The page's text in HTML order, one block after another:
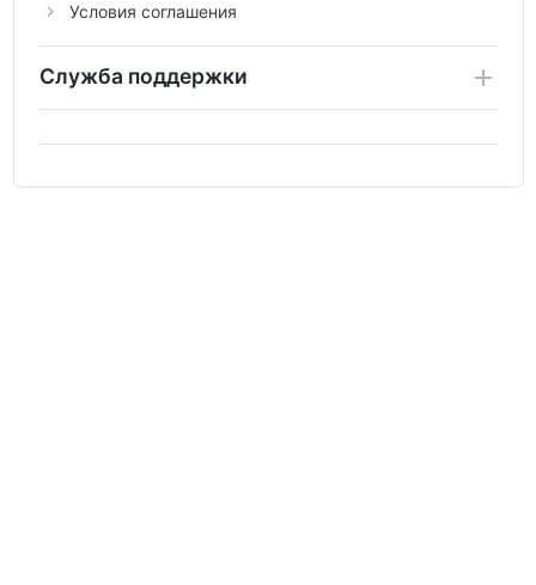
Условия соглашения
Служба поддержки